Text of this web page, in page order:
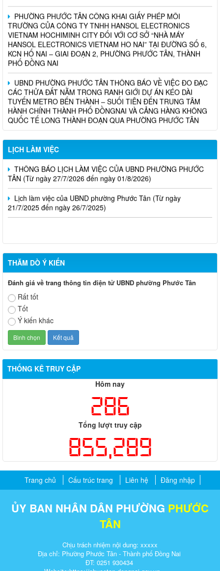
TRƯỜNG CỦA CÔNG TY TNHH HANSOL ELECTRONICS
VIETNAM HOCHIMINH CITY ĐỐI VỚI CƠ SỞ “NHÀ MÁY
HANSOL ELECTRONICS VIETNAM HO NAI” TẠI ĐƯỜNG SỐ 6,
KCN HỐ NAI – GIAI ĐOẠN 2, PHƯỜNG PHƯỚC TÂN, THÀNH
PHỐ ĐỒNG NAI
UBND PHƯỜNG PHƯỚC TÂN THÔNG BÁO VỀ VIỆC ĐO ĐẠC
CÁC THỬA ĐẤT NẰM TRONG RANH GIỚI DỰ ÁN KÉO DÀI
TUYẾN METRO BẾN THÀNH – SUỐI TIÊN ĐẾN TRUNG TÂM
HÀNH CHÍNH THÀNH PHỐ ĐỒNGNAI VÀ CẢNG HÀNG KHÔNG
QUỐC TẾ LONG THÀNH ĐOẠN QUA PHƯỜNG PHƯỚC TÂN
PHƯỜNG PHƯỚC TÂN TRIỂN KHAI HƯỞNG ỨNG CÁC CUỘC
LỊCH LÀM VIỆC
THÔNG BÁO LỊCH LÀM VIỆC CỦA UBND PHƯỜNG PHƯỚC
TÂN (Từ ngày 27/7/2026 đến ngày 01/8/2026)
Lịch làm việc của UBND phường Phước Tân (Từ ngày
21/7/2025 đến ngày 26/7/2025)
THĂM DÒ Ý KIẾN
Đánh giá về trang thông tin điện tử UBND phường Phước Tân
Rất tốt
Tốt
Ý kiến khác
THỐNG KÊ TRUY CẬP
Hôm nay
286
Tổng lượt truy cập
855,289
Trang chủ Cấu trúc trang Liên hệ Đăng nhập
ỦY BAN NHÂN DÂN PHƯỜNG PHƯỚC
TÂN
Chịu trách nhiệm nội dung: xxxxx
Địa chỉ: Phường Phước Tân - Thành phố Đồng Nai
ĐT: 0251 930434